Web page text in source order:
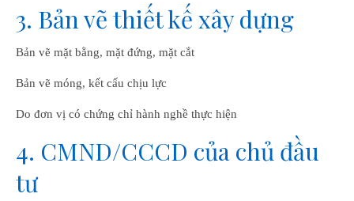
3. Bản vẽ thiết kế xây dựng
Bản vẽ mặt bằng, mặt đứng, mặt cắt
Bản vẽ móng, kết cấu chịu lực
Do đơn vị có chứng chỉ hành nghề thực hiện
4. CMND/CCCD của chủ đầu
tư